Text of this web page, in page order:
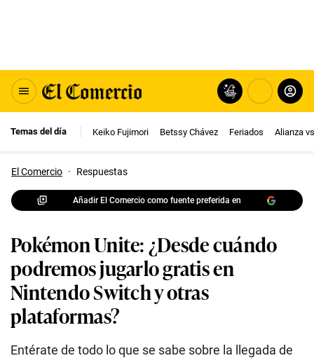
Temas del día Keiko Fujimori Betssy Chávez Feriados Alianza
El Comercio · Respuestas
Añadir El Comercio como fuente preferida en
Pokémon Unite: ¿Desde cuándo
podremos jugarlo gratis en
Nintendo Switch y otras
plataformas?
Entérate de todo lo que se sabe sobre la llegada de